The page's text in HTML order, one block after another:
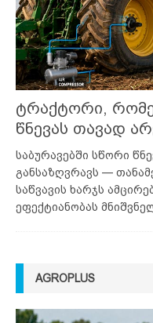
ტრაქტორი,
წნევას თავად
საბურავებში სწორი
განსაზღვრავს —
საწვავის ხარჯს
ეფექტიანობას
AGROPLUS